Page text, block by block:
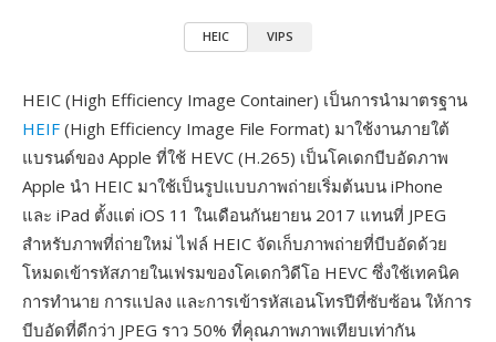
HEIC VIPS
HEIC (High Efficiency Image Container) เป็นการนำมาตรฐาน
HEIF (High Efficiency Image File Format) มาใช้งานภายใต้
แบรนด์ของ Apple ที่ใช้ HEVC (H.265) เป็นโคเดกบีบอัดภาพ
Apple นำ HEIC มาใช้เป็นรูปแบบภาพถ่ายเริ่มต้นบน iPhone
และ iPad ตั้งแต่ iOS 11 ในเดือนกันยายน 2017 แทนที่ JPEG
สำหรับภาพที่ถ่ายใหม่ ไฟล์ HEIC จัดเก็บภาพถ่ายที่บีบอัดด้วย
โหมดเข้ารหัสภายในเฟรมของโคเดกวิดีโอ HEVC ซึ่งใช้เทคนิค
การทำนาย การแปลง และการเข้ารหัสเอนโทรปีที่ซับซ้อน ให้การ
บีบอัดที่ดีกว่า JPEG ราว 50% ที่คุณภาพภาพเทียบเท่ากัน